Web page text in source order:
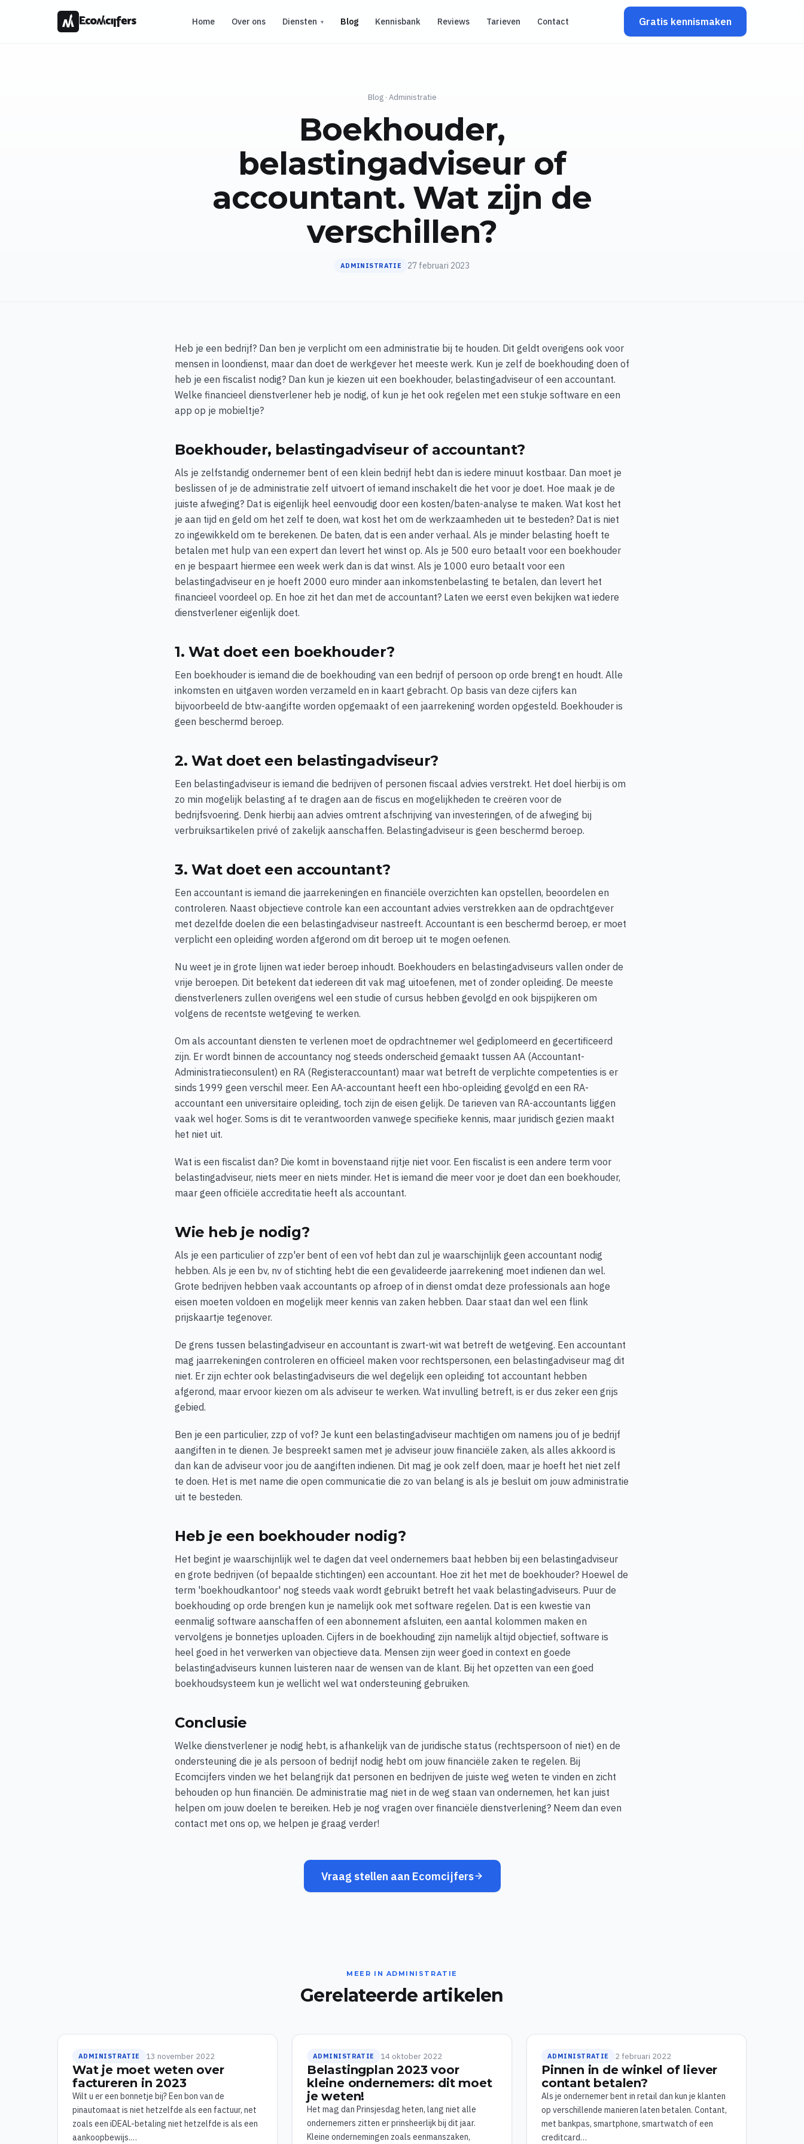
Home Over ons Diensten Blog Kennisbank Reviews Tarieven Contact Gratis kennismaken
Blog· Administratie
Boekhouder,
belastingadviseur of
accountant. Wat zijn de
verschillen?
ADMINISTRATIE 27 februari 2023
Heb je een bedrijf? Dan ben je verplicht om een administratie bij te houden. Dit geldt overigens ook voor
mensen in loondienst, maar dan doet de werkgever het meeste werk. Kun je zelf de boekhouding doen of
heb je een fiscalist nodig? Dan kun je kiezen uit een boekhouder, belastingadviseur of een accountant.
Welke financieel dienstverlener heb je nodig, of kun je het ook regelen met een stukje software en een
app op je mobieltje?
Boekhouder, belastingadviseur of accountant?
Als je zelfstandig ondernemer bent of een klein bedrijf hebt dan is iedere minuut kostbaar. Dan moet je
beslissen of je de administratie zelf uitvoert of iemand inschakelt die het voor je doet. Hoe maak je de
juiste afweging? Dat is eigenlijk heel eenvoudig door een kosten/baten-analyse te maken. Wat kost het
je aan tijd en geld om het zelf te doen, wat kost het om de werkzaamheden uit te besteden? Dat is niet
zo ingewikkeld om te berekenen. De baten, dat is een ander verhaal. Als je minder belasting hoeft te
betalen met hulp van een expert dan levert het winst op. Als je 500 euro betaalt voor een boekhouder
en je bespaart hiermee een week werk dan is dat winst. Als je 1000 euro betaalt voor een
belastingadviseur en je hoeft 2000 euro minder aan inkomstenbelasting te betalen, dan levert het
financieel voordeel op. En hoe zit het dan met de accountant? Laten we eerst even bekijken wat iedere
dienstverlener eigenlijk doet.
1. Wat doet een boekhouder?
Een boekhouder is iemand die de boekhouding van een bedrijf of persoon op orde brengt en houdt. Alle
inkomsten en uitgaven worden verzameld en in kaart gebracht. Op basis van deze cijfers kan
bijvoorbeeld de btw-aangifte worden opgemaakt of een jaarrekening worden opgesteld. Boekhouder is
geen beschermd beroep.
2. Wat doet een belastingadviseur?
Een belastingadviseur is iemand die bedrijven of personen fiscaal advies verstrekt. Het doel hierbij is om
zo min mogelijk belasting af te dragen aan de fiscus en mogelijkheden te creëren voor de
bedrijfsvoering. Denk hierbij aan advies omtrent afschrijving van investeringen, of de afweging bij
verbruiksartikelen privé of zakelijk aanschaffen. Belastingadviseur is geen beschermd beroep.
3. Wat doet een accountant?
Een accountant is iemand die jaarrekeningen en financiële overzichten kan opstellen, beoordelen en
controleren. Naast objectieve controle kan een accountant advies verstrekken aan de opdrachtgever
met dezelfde doelen die een belastingadviseur nastreeft. Accountant is een beschermd beroep, er moet
verplicht een opleiding worden afgerond om dit beroep uit te mogen oefenen.
Nu weet je in grote lijnen wat ieder beroep inhoudt. Boekhouders en belastingadviseurs vallen onder de
vrije beroepen. Dit betekent dat iedereen dit vak mag uitoefenen, met of zonder opleiding. De meeste
dienstverleners zullen overigens wel een studie of cursus hebben gevolgd en ook bijspijkeren om
volgens de recentste wetgeving te werken.
Om als accountant diensten te verlenen moet de opdrachtnemer wel gediplomeerd en gecertificeerd
zijn. Er wordt binnen de accountancy nog steeds onderscheid gemaakt tussen AA (Accountant-
Administratieconsulent) en RA (Registeraccountant) maar wat betreft de verplichte competenties is er
sinds 1999 geen verschil meer. Een AA-accountant heeft een hbo-opleiding gevolgd en een RA-
accountant een universitaire opleiding, toch zijn de eisen gelijk. De tarieven van RA-accountants liggen
vaak wel hoger. Soms is dit te verantwoorden vanwege specifieke kennis, maar juridisch gezien maakt
het niet uit.
Wat is een fiscalist dan? Die komt in bovenstaand rijtje niet voor. Een fiscalist is een andere term voor
belastingadviseur, niets meer en niets minder. Het is iemand die meer voor je doet dan een boekhouder,
maar geen officiële accreditatie heeft als accountant.
Wie heb je nodig?
Als je een particulier of zzp'er bent of een vof hebt dan zul je waarschijnlijk geen accountant nodig
hebben. Als je een bv, nv of stichting hebt die een gevalideerde jaarrekening moet indienen dan wel.
Grote bedrijven hebben vaak accountants op afroep of in dienst omdat deze professionals aan hoge
eisen moeten voldoen en mogelijk meer kennis van zaken hebben. Daar staat dan wel een flink
prijskaartje tegenover.
De grens tussen belastingadviseur en accountant is zwart-wit wat betreft de wetgeving. Een accountant
mag jaarrekeningen controleren en officieel maken voor rechtspersonen, een belastingadviseur mag dit
niet. Er zijn echter ook belastingadviseurs die wel degelijk een opleiding tot accountant hebben
afgerond, maar ervoor kiezen om als adviseur te werken. Wat invulling betreft, is er dus zeker een grijs
gebied.
Ben je een particulier, zzp of vof? Je kunt een belastingadviseur machtigen om namens jou of je bedrijf
aangiften in te dienen. Je bespreekt samen met je adviseur jouw financiële zaken, als alles akkoord is
dan kan de adviseur voor jou de aangiften indienen. Dit mag je ook zelf doen, maar je hoeft het niet zelf
te doen. Het is met name die open communicatie die zo van belang is als je besluit om jouw administratie
uit te besteden.
Heb je een boekhouder nodig?
Het begint je waarschijnlijk wel te dagen dat veel ondernemers baat hebben bij een belastingadviseur
en grote bedrijven (of bepaalde stichtingen) een accountant. Hoe zit het met de boekhouder? Hoewel de
term 'boekhoudkantoor' nog steeds vaak wordt gebruikt betreft het vaak belastingadviseurs. Puur de
boekhouding op orde brengen kun je namelijk ook met software regelen. Dat is een kwestie van
eenmalig software aanschaffen of een abonnement afsluiten, een aantal kolommen maken en
vervolgens je bonnetjes uploaden. Cijfers in de boekhouding zijn namelijk altijd objectief, software is
heel goed in het verwerken van objectieve data. Mensen zijn weer goed in context en goede
belastingadviseurs kunnen luisteren naar de wensen van de klant. Bij het opzetten van een goed
boekhoudsysteem kun je wellicht wel wat ondersteuning gebruiken.
Conclusie
Welke dienstverlener je nodig hebt, is afhankelijk van de juridische status (rechtspersoon of niet) en de
ondersteuning die je als persoon of bedrijf nodig hebt om jouw financiële zaken te regelen. Bij
Ecomcijfers vinden we het belangrijk dat personen en bedrijven de juiste weg weten te vinden en zicht
behouden op hun financiën. De administratie mag niet in de weg staan van ondernemen, het kan juist
helpen om jouw doelen te bereiken. Heb je nog vragen over financiële dienstverlening? Neem dan even
contact met ons op, we helpen je graag verder!
Vraag stellen aan Ecomcijfers
MEER IN ADMINISTRATIE
Gerelateerde artikelen
ADMINISTRATIE 13 november 2022
Wat je moet weten over
factureren in 2023
Wilt u er een bonnetje bij? Een bon van de
pinautomaat is niet hetzelfde als een factuur, net
zoals een iDEAL-betaling niet hetzelfde is als een
aankoopbewijs.…
ADMINISTRATIE 14 oktober 2022
Belastingplan 2023 voor
kleine ondernemers: dit moet
je weten!
Het mag dan Prinsjesdag heten, lang niet alle
ondernemers zitten er prinsheerlijk bij dit jaar.
Kleine ondernemingen zoals eenmanszaken,
ADMINISTRATIE 2 februari 2022
Pinnen in de winkel of liever
contant betalen?
Als je ondernemer bent in retail dan kun je klanten
op verschillende manieren laten betalen. Contant,
met bankpas, smartphone, smartwatch of een
creditcard…